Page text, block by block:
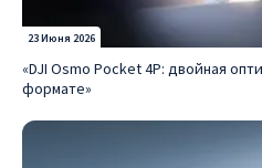
23 Июня 2026
«DJI Osmo Pocket 4P: двойная
формате»